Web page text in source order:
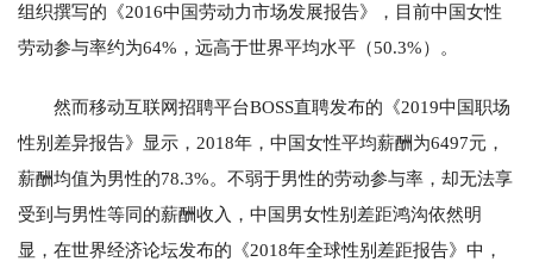
组织撰写的《2016中国劳动力市场发展报告》，目前中国女性
劳动参与率约为64%，远高于世界平均水平（50.3%）。
然而移动互联网招聘平台BOSS直聘发布的《2019中国职场
性别差异报告》显示，2018年，中国女性平均薪酬为6497元，
薪酬均值为男性的78.3%。不弱于男性的劳动参与率，却无法享
受到与男性等同的薪酬收入，中国男女性别差距鸿沟依然明
显，在世界经济论坛发布的《2018年全球性别差距报告》中，